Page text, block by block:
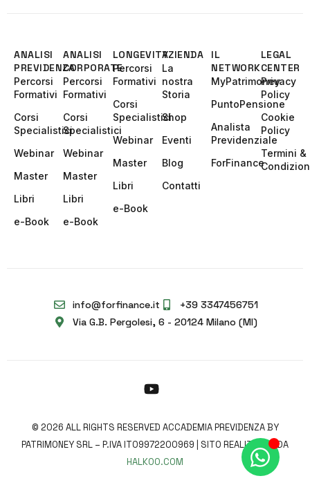
ANALISI
PREVIDENZA
Percorsi
Formativi
Corsi
Specialistici
Webinar
Master
Libri
e-Book
ANALISI
CORPORATE
Percorsi
Formativi
Corsi
Specialistici
Webinar
Master
Libri
e-Book
LONGEVITY
Percorsi
Formativi
Corsi
Specialistici
Webinar
Master
Libri
e-Book
AZIENDA
La
nostra
Storia
Shop
Eventi
Blog
Contatti
IL
NETWORK
MyPatrimoney
PuntoPensione
Analista
Previdenziale
ForFinance
LEGAL
CENTER
Privacy
Policy
Cookie
Policy
Termini &
info@forfinance.it
+39 3347456751
Via G.B. Pergolesi, 6 - 20124 Milano (MI)
© 2026 ALL RIGHTS RESERVED ACCADEMIA PREVIDENZA BY
PATRIMONEY SRL – P.IVA IT09972200969 | SITO REALIZZATO DA
HALKOO.COM
Community
Accedi o Registrati